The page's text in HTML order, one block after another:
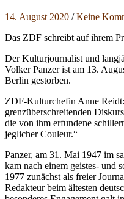
14. August 2020 /Keine
Das ZDF schreibt auf ihrem
Der Kulturjournalist und
Volker Panzer ist am 13.
Berlin gestorben.
ZDF-Kulturchefin Anne
grenzüberschreitenden
die von ihm erfundene
jeglicher Couleur.“
Panzer, am 31. Mai 1947 im
kam nach einem geistes- und
1977 zunächst als freier
Redakteur beim ältesten